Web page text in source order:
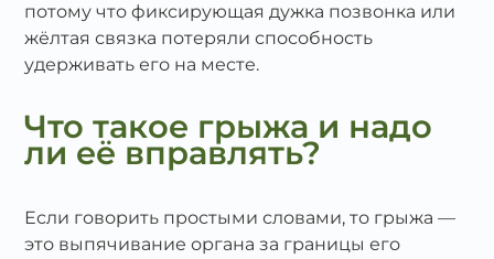
потому что фиксирующая дужка позвонка или
жёлтая связка потеряли способность
удерживать его на месте.
Что такое грыжа и надо
ли её вправлять?
Если говорить простыми словами, то грыжа —
это выпячивание органа за границы его